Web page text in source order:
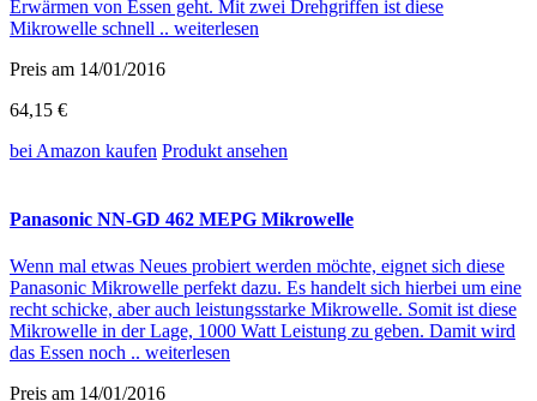
Erwärmen von Essen geht. Mit zwei Drehgriffen ist diese
Mikrowelle schnell .. weiterlesen
Preis am 14/01/2016
64,15 €
bei Amazon kaufen Produkt ansehen
Panasonic NN-GD 462 MEPG Mikrowelle
Wenn mal etwas Neues probiert werden möchte, eignet sich diese
Panasonic Mikrowelle perfekt dazu. Es handelt sich hierbei um eine
recht schicke, aber auch leistungsstarke Mikrowelle. Somit ist diese
Mikrowelle in der Lage, 1000 Watt Leistung zu geben. Damit wird
das Essen noch .. weiterlesen
Preis am 14/01/2016